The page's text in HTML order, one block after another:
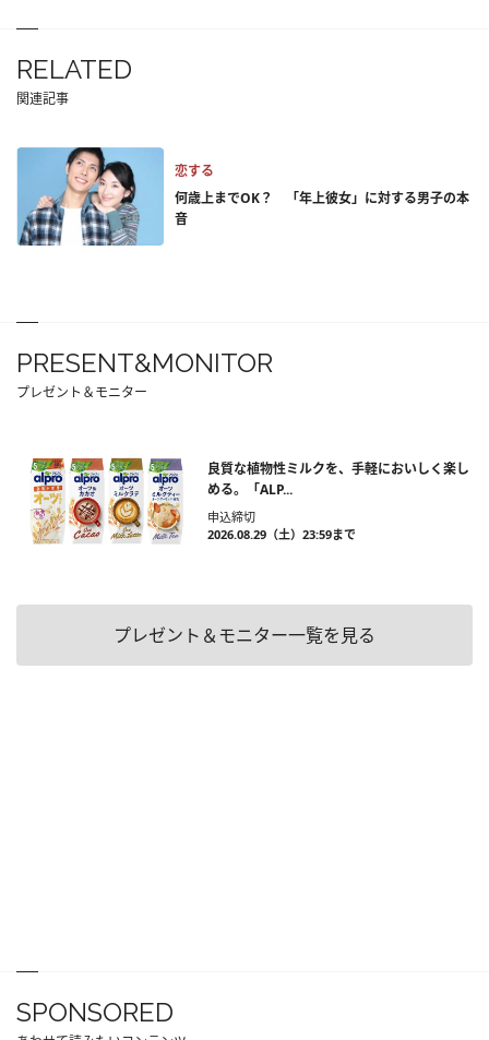
RELATED
関連記事
恋する
何歳上までOK？ 「年上彼女」に対する男子の本
音
PRESENT&MONITOR
プレゼント＆モニター
良質な植物性ミルクを、手軽においしく楽し
める。「ALP...
申込締切
2026.08.29（土）23:59まで
プレゼント＆モニター一覧を見る
SPONSORED